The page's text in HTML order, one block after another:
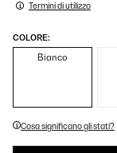
Termini di utilizzo
COLORE:
Bianco
Cosa significano gli stati?